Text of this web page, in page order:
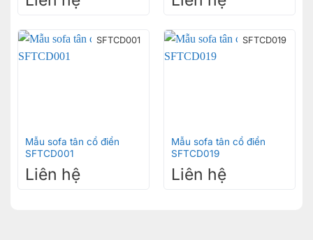
SFTCD001
Mẫu sofa tân cổ điển
SFTCD001
Liên hệ
SFTCD019
Mẫu sofa tân cổ điển
SFTCD019
Liên hệ